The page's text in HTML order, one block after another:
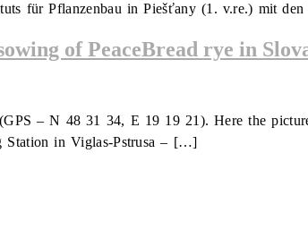
für Pflanzenbau in Piešťany (1. v.re.) mit
of PeaceBread rye in
– N 48 31 34, E 19 19 21). Here the
Station in Viglas-Pstrusa – […]